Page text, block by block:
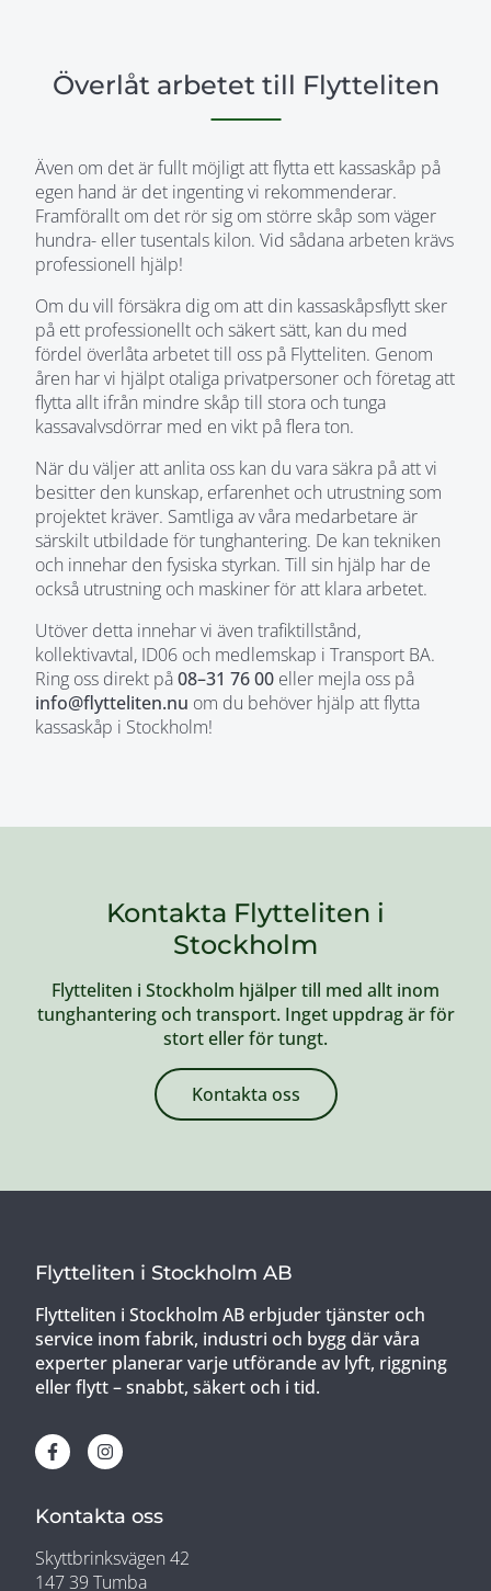
Överlåt arbetet till Flytteliten
Även om det är fullt möjligt att flytta ett kassaskåp på
egen hand är det ingenting vi rekommenderar.
Framförallt om det rör sig om större skåp som väger
hundra- eller tusentals kilon. Vid sådana arbeten krävs
professionell hjälp!
Om du vill försäkra dig om att din kassaskåpsflytt sker
på ett professionellt och säkert sätt, kan du med
fördel överlåta arbetet till oss på Flytteliten. Genom
åren har vi hjälpt otaliga privatpersoner och företag att
flytta allt ifrån mindre skåp till stora och tunga
kassavalvsdörrar med en vikt på flera ton.
När du väljer att anlita oss kan du vara säkra på att vi
besitter den kunskap, erfarenhet och utrustning som
projektet kräver. Samtliga av våra medarbetare är
särskilt utbildade för tunghantering. De kan tekniken
och innehar den fysiska styrkan. Till sin hjälp har de
också utrustning och maskiner för att klara arbetet.
Utöver detta innehar vi även trafiktillstånd,
kollektivavtal, ID06 och medlemskap i Transport BA.
Ring oss direkt på08–31 76 00 eller mejla oss på
info@flytteliten.nu om du behöver hjälp att flytta
kassaskåp i Stockholm!
Kontakta Flytteliten i
Stockholm
Flytteliten i Stockholm hjälper till med allt inom
tunghantering och transport. Inget uppdrag är för
stort eller för tungt.
Kontakta oss
Flytteliten i Stockholm AB
Flytteliten i Stockholm AB erbjuder tjänster och
service inom fabrik, industri och bygg där våra
experter planerar varje utförande av lyft, riggning
eller flytt – snabbt, säkert och i tid.
Kontakta oss
Skyttbrinksvägen 42
147 39 Tumba